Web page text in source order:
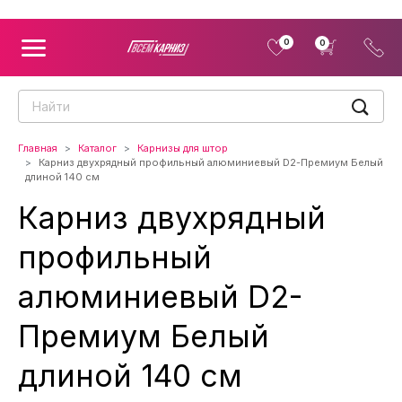
0 0
Главная Каталог
Карнизы для штор
Карниз двухрядный профильный алюминиевый D2-Премиум Белый
длиной 140 см
Карниз двухрядный
профильный
алюминиевый D2-
Премиум Белый
длиной 140 см